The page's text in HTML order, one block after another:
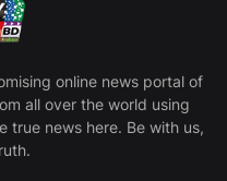
online news portal of
all over the world using
true news here. Be with us,